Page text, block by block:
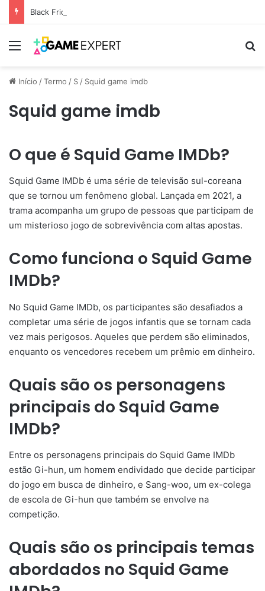
Black Friday: descontos incríveis em eletrônicos
Menu
Início /Termo / S / Squid game imdb
Squid game imdb
O que é Squid Game IMDb?
Squid Game IMDb é uma série de televisão sul-coreana
que se tornou um fenômeno global. Lançada em 2021, a
trama acompanha um grupo de pessoas que participam de
um misterioso jogo de sobrevivência com altas apostas.
Como funciona o Squid Game
IMDb?
No Squid Game IMDb, os participantes são desafiados a
completar uma série de jogos infantis que se tornam cada
vez mais perigosos. Aqueles que perdem são eliminados,
enquanto os vencedores recebem um prêmio em dinheiro.
Quais são os personagens
principais do Squid Game
IMDb?
Entre os personagens principais do Squid Game IMDb
estão Gi-hun, um homem endividado que decide participar
do jogo em busca de dinheiro, e Sang-woo, um ex-colega
de escola de Gi-hun que também se envolve na
competição.
Quais são os principais temas
abordados no Squid Game